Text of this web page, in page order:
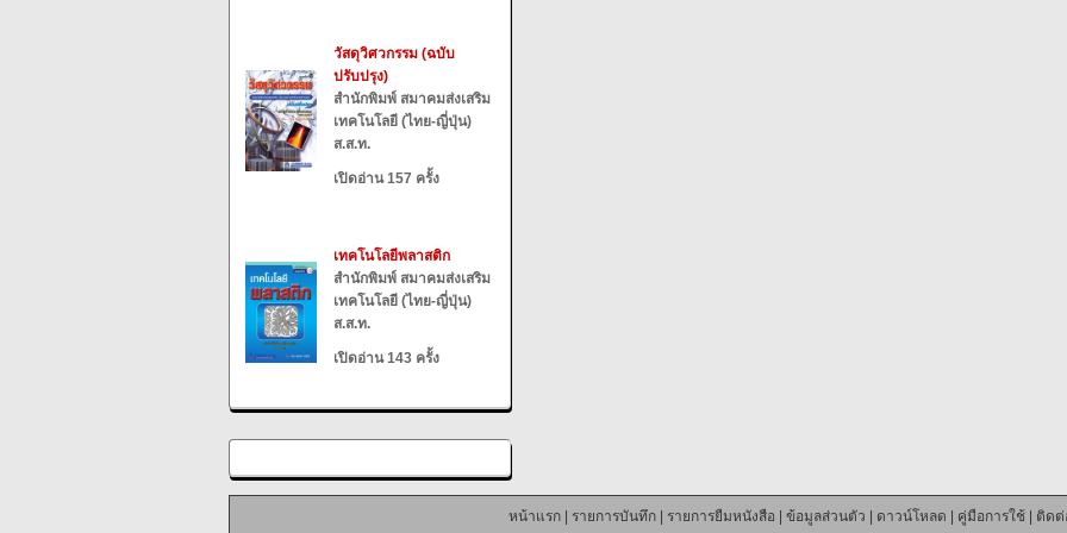
วัสดุวิศวกรรม (ฉบับ
ปรับปรุง)
สำนักพิมพ์ สมาคมส่งเสริม
เทคโนโลยี (ไทย-ญี่ปุ่น)
ส.ส.ท.
เปิดอ่าน 157 ครั้ง
เทคโนโลยีพลาสติก
สำนักพิมพ์ สมาคมส่งเสริม
เทคโนโลยี (ไทย-ญี่ปุ่น)
ส.ส.ท.
เปิดอ่าน 143 ครั้ง
หน้าแรก| รายการบันทึก| รายการยืมหนังสือ ข้อมูลส่วนตัว ดาวน์โหลด คู่มือการใช้| ติดต่